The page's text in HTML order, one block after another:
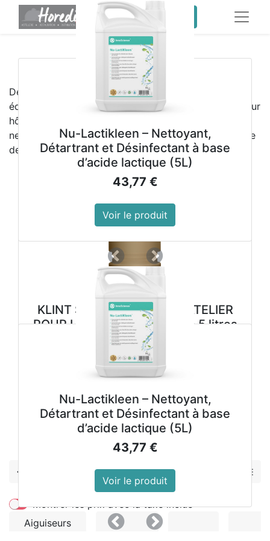
service client pro
​
Meilleures ventes
Découvrez les meilleures ventes HOREDIS
équipements professionnels et produits d’hygiène pour
hôtels, restaurants, collectivités et sociétés de
nettoyage. Qualité, fiabilité et performance au service
de vos activités professionnelles
KLINT S VEGETAL SAVON ATELIER
POUR LES MAINS cartouche 5 litres
33,98€
Voir le produit
Précedent
Montrer les prix avec la taxe inclue
Aiguiseurs
Nu-Lactikleen – Nettoyant,
Détartrant et Désinfectant à base
d’acide lactique (5L)
43,77 €
Voir le produit
PrécedentSuivant
Nu-Lactikleen – Nettoyant,
Détartrant et Désinfectant à base
d’acide lactique (5L)
43,77 €
Voir le produit
PrécedentSuivant